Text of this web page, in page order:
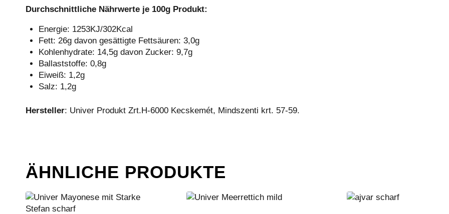
Durchschnittliche Nährwerte je 100g Produkt:
Energie: 1253KJ/302Kcal
Fett: 26g davon gesättigte Fettsäuren: 3,0g
Kohlenhydrate: 14,5g davon Zucker: 9,7g
Ballaststoffe: 0,8g
Eiweiß: 1,2g
Salz: 1,2g
Hersteller: Univer Produkt Zrt.H-6000 Kecskemét, Mindszenti krt. 57-59.
ÄHNLICHE PRODUKTE